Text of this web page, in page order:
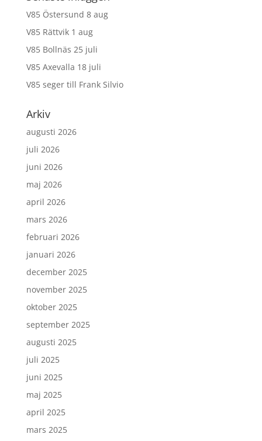
V85 Östersund 8 aug
V85 Rättvik 1 aug
V85 Bollnäs 25 juli
V85 Axevalla 18 juli
V85 seger till Frank Silvio
Arkiv
augusti 2026
juli 2026
juni 2026
maj 2026
april 2026
mars 2026
februari 2026
januari 2026
december 2025
november 2025
oktober 2025
september 2025
augusti 2025
juli 2025
juni 2025
maj 2025
april 2025
mars 2025